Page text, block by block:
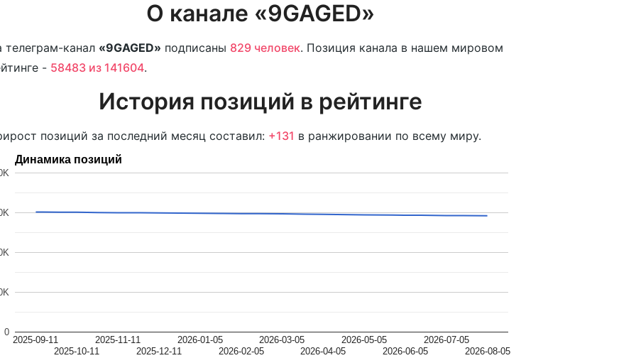
О канале «9GAGED»
телеграм-канал «9GAGED» подписаны 829 человек. Позиция канала в нашем мировом
- 58483 из 141604.
История позиций в рейтинге
позиций за последний месяц составил: +131 в ранжировании по всему миру.
Динамика позиций
2025-09-11
2025-10-11
2025-11-11
2025-12-11
2026-01-05
2026-02-05
2026-03-05
2026-04-05
2026-05-05
2026-06-05
2026-07-05
2026-08-05
0